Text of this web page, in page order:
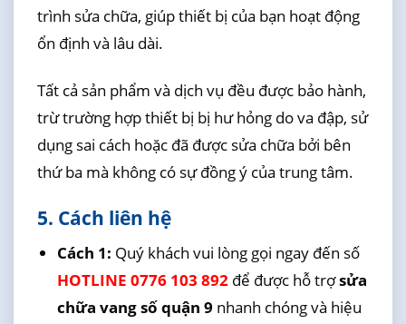
trình sửa chữa, giúp thiết bị của bạn hoạt động
ổn định và lâu dài.
Tất cả sản phẩm và dịch vụ đều được bảo hành,
trừ trường hợp thiết bị bị hư hỏng do va đập, sử
dụng sai cách hoặc đã được sửa chữa bởi bên
thứ ba mà không có sự đồng ý của trung tâm.
5. Cách liên hệ
Cách 1: Quý khách vui lòng gọi ngay đến số
HOTLINE 0776 103 892để được hỗ trợsửa
chữa vang số quận 9 nhanh chóng và hiệu